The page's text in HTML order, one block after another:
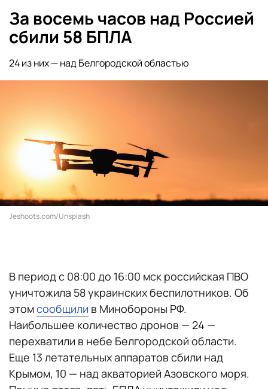
За восемь часов над Россией
сбили 58 БПЛА
24 из них — над Белгородской областью
Jeshoots.com/Unsplash
В период с 08:00 до 16:00 мск российская ПВО
уничтожила 58 украинских беспилотников. Об
этомсообщили в Минобороны РФ.
Наибольшее количество дронов — 24 —
перехватили в небе Белгородской области.
Еще 13 летательных аппаратов сбили над
Крымом, 10 — над акваторией Азовского моря.